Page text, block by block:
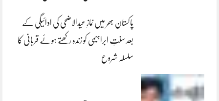
پاکستان بھر میں نمازِ عیدالاضحی کی ادائیگی کے
بعد سنتِ ابراہیمی کو زندہ رکھتے ہوئے قربانی کا
سلسلہ شروع